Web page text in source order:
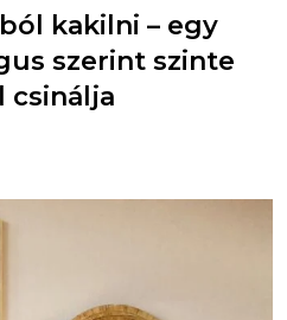
kakilni – egy
szerint szinte
csinálja